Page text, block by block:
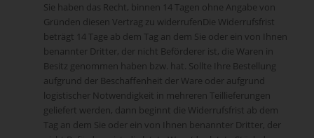
Sie haben das Recht, binnen 14 Tagen ohne Angabe von
Gründen diesen Vertrag zu widerrufenDie Widerrufsfrist
beträgt 14 Tage ab dem Tag an dem Sie oder ein von Ihnen
benannter Dritter, der nicht Beförderer ist, die Waren in
Besitz genommen haben bzw. hat. Sollte Ihre Bestellung
aufgrund der Beschaffenheit der Ware oder aufgrund
logistischer Notwendigkeit in mehreren Teillieferungen
geliefert werden, dann beginnt die Widerrufsfrist ab dem
Tag an dem Sie oder ein von Ihnen benannter Dritter, der